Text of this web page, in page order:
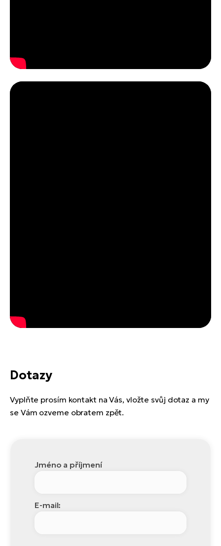
Dotazy
Vyplňte prosím kontakt na Vás, vložte svůj dotaz a my
se Vám ozveme obratem zpět.
Jméno a příjmení
E-mail: